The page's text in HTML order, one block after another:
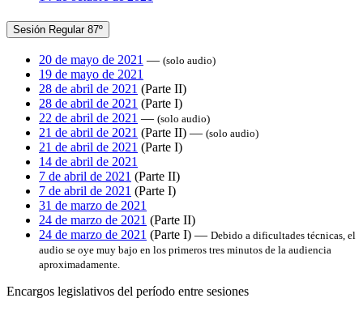
Sesión Regular 87º
20 de mayo de 2021 — (solo audio)
19 de mayo de 2021
28 de abril de 2021 (Parte II)
28 de abril de 2021 (Parte I)
22 de abril de 2021 — (solo audio)
21 de abril de 2021 (Parte II) — (solo audio)
21 de abril de 2021 (Parte I)
14 de abril de 2021
7 de abril de 2021 (Parte II)
7 de abril de 2021 (Parte I)
31 de marzo de 2021
24 de marzo de 2021 (Parte II)
24 de marzo de 2021 (Parte I) — Debido a dificultades técnicas, el
audio se oye muy bajo en los primeros tres minutos de la audiencia
aproximadamente.
Encargos legislativos del período entre sesiones